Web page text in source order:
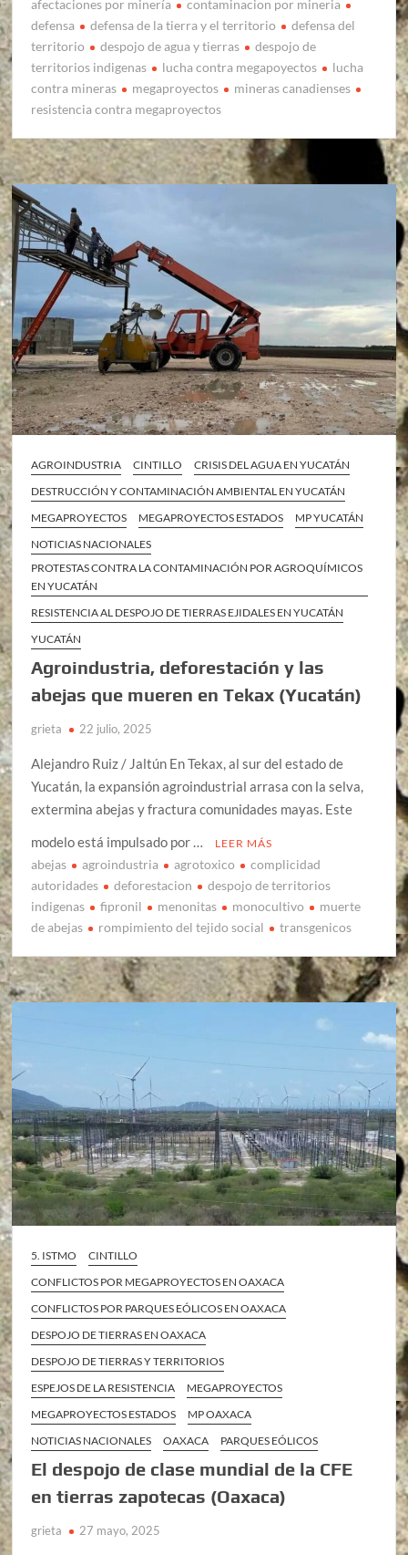
afectaciones por minería
contaminacion por mineria
defensa
defensa de la tierra y el territorio
defensa del
territorio
despojo de agua y tierras
despojo de
territorios indigenas
lucha contra megapoyectos
lucha
contra mineras
megaproyectos
mineras canadienses
resistencia contra megaproyectos
AGROINDUSTRIA CINTILLO
CRISIS DEL AGUA EN YUCATÁN
DESTRUCCIÓN Y CONTAMINACIÓN AMBIENTAL EN YUCATÁN
MEGAPROYECTOS
MEGAPROYECTOS ESTADOS
MP YUCATÁN
NOTICIAS NACIONALES
PROTESTAS CONTRA LA CONTAMINACIÓN POR AGROQUÍMICOS
EN YUCATÁN
RESISTENCIA AL DESPOJO DE TIERRAS EJIDALES EN YUCATÁN
YUCATÁN
Agroindustria, deforestación y las
abejas que mueren en Tekax (Yucatán)
grieta 22 julio, 2025
Alejandro Ruiz / Jaltún En Tekax, al sur del estado de
Yucatán, la expansión agroindustrial arrasa con la selva,
extermina abejas y fractura comunidades mayas. Este
modelo está impulsado por …
LEER MÁS
abejas agroindustria agrotoxico
complicidad
autoridades
deforestacion
despojo de territorios
indigenas
fipronil menonitas monocultivo
muerte
de abejas
rompimiento del tejido social transgenicos
5. ISTMO
CINTILLO
CONFLICTOS POR MEGAPROYECTOS EN OAXACA
CONFLICTOS POR PARQUES EÓLICOS EN OAXACA
DESPOJO DE TIERRAS EN OAXACA
DESPOJO DE TIERRAS Y TERRITORIOS
ESPEJOS DE LA RESISTENCIA
MEGAPROYECTOS
MEGAPROYECTOS ESTADOS
MP OAXACA
NOTICIAS NACIONALES
OAXACA PARQUES EÓLICOS
El despojo de clase mundial de la CFE
en tierras zapotecas (Oaxaca)
grieta 27 mayo, 2025